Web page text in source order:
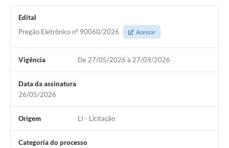
Edital
Pregão Eletrônico nº 90060/2026
Acessar
Vigência De 27/05/2026 à 27/09/2026
Data da assinatura
26/05/2026
Origem LI - Licitação
Categoria do processo